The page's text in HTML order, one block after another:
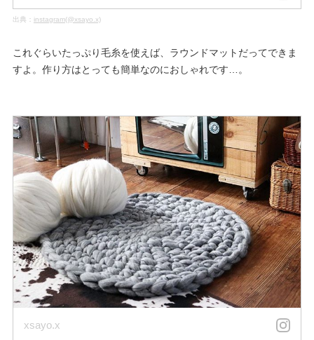
出典： instagram(@xsayo.x)
これぐらいたっぷり毛糸を使えば、ラウンドマットだってできま
すよ。作り方はとっても簡単なのにおしゃれです…。
xsayo.x